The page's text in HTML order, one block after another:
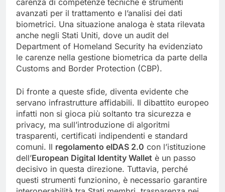
carenza di competenze tecniche e strumenti
avanzati per il trattamento e l’analisi dei dati
biometrici. Una situazione analoga è stata rilevata
anche negli Stati Uniti, dove un audit del
Department of Homeland Security ha evidenziato
le carenze nella gestione biometrica da parte della
Customs and Border Protection (CBP).
Di fronte a queste sfide, diventa evidente che
servano infrastrutture affidabili. Il dibattito europeo
infatti non si gioca più soltanto tra sicurezza e
privacy, ma sull’introduzione di algoritmi
trasparenti, certificati indipendenti e standard
comuni. Il regolamento eIDAS 2.0 con l’istituzione
dell’European Digital Identity Wallet è un passo
decisivo in questa direzione. Tuttavia, perché
questi strumenti funzionino, è necessario garantire